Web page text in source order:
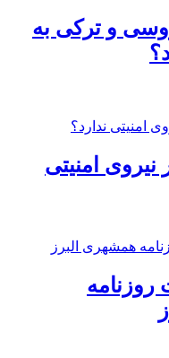
و ترکی به
نیروی امنیتی